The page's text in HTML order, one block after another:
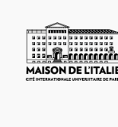
content